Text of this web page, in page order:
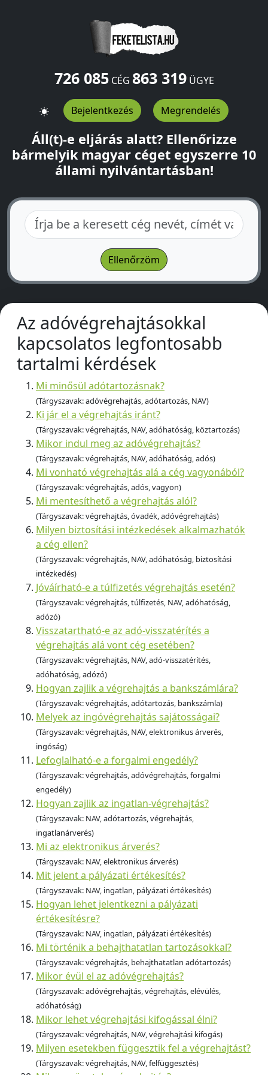
726 085CÉG 863 319ÜGYE
Bejelentkezés Megrendelés
Áll(t)-e eljárás alatt? Ellenőrizze
bármelyik magyar céget egyszerre 10
állami nyilvántartásban!
Az adóvégrehajtásokkal
kapcsolatos legfontosabb
tartalmi kérdések
Mi minősül adótartozásnak?
(Tárgyszavak: adóvégrehajtás, adótartozás, NAV)
Ki jár el a végrehajtás iránt?
(Tárgyszavak: végrehajtás, NAV, adóhatóság, köztartozás)
Mikor indul meg az adóvégrehajtás?
(Tárgyszavak: végrehajtás, NAV, adóhatóság, adós)
Mi vonható végrehajtás alá a cég vagyonából?
(Tárgyszavak: végrehajtás, adós, vagyon)
Mi mentesíthető a végrehajtás alól?
(Tárgyszavak: végrehajtás, óvadék, adóvégrehajtás)
Milyen biztosítási intézkedések alkalmazhatók
a cég ellen?
(Tárgyszavak: végrehajtás, NAV, adóhatóság, biztosítási
intézkedés)
Jóváírható-e a túlfizetés végrehajtás esetén?
(Tárgyszavak: végrehajtás, túlfizetés, NAV, adóhatóság,
adózó)
Visszatartható-e az adó-visszatérítés a
végrehajtás alá vont cég esetében?
(Tárgyszavak: végrehajtás, NAV, adó-visszatérítés,
adóhatóság, adózó)
Hogyan zajlik a végrehajtás a bankszámlára?
(Tárgyszavak: végrehajtás, adótartozás, bankszámla)
Melyek az ingóvégrehajtás sajátosságai?
(Tárgyszavak: végrehajtás, NAV, elektronikus árverés,
ingóság)
Lefoglalható-e a forgalmi engedély?
(Tárgyszavak: végrehajtás, adóvégrehajtás, forgalmi
engedély)
Hogyan zajlik az ingatlan-végrehajtás?
(Tárgyszavak: NAV, adótartozás, végrehajtás,
ingatlanárverés)
Mi az elektronikus árverés?
(Tárgyszavak: NAV, elektronikus árverés)
Mit jelent a pályázati értékesítés?
(Tárgyszavak: NAV, ingatlan, pályázati értékesítés)
Hogyan lehet jelentkezni a pályázati
értékesítésre?
(Tárgyszavak: NAV, ingatlan, pályázati értékesítés)
Mi történik a behajthatatlan tartozásokkal?
(Tárgyszavak: végrehajtás, behajthatatlan adótartozás)
Mikor évül el az adóvégrehajtás?
(Tárgyszavak: adóvégrehajtás, végrehajtás, elévülés,
adóhatóság)
Mikor lehet végrehajtási kifogással élni?
(Tárgyszavak: végrehajtás, NAV, végrehajtási kifogás)
Milyen esetekben függesztik fel a végrehajtást?
(Tárgyszavak: végrehajtás, NAV, felfüggesztés)